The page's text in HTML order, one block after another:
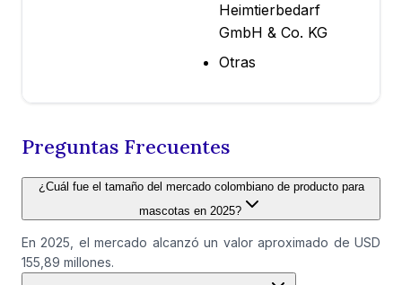
Heimtierbedarf
GmbH & Co. KG
Otras
Preguntas Frecuentes
¿Cuál fue el tamaño del mercado colombiano de producto para
mascotas en 2025?
En 2025, el mercado alcanzó un valor aproximado de USD
155,89 millones.